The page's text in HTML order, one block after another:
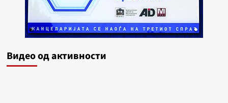
Видеo од активности